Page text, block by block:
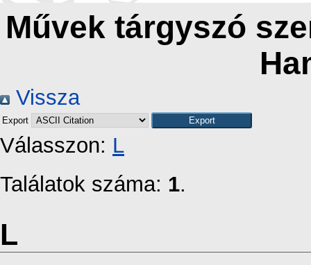
Művek tárgyszó
Vissza
Export
Válasszon: L
Találatok száma: 1.
L